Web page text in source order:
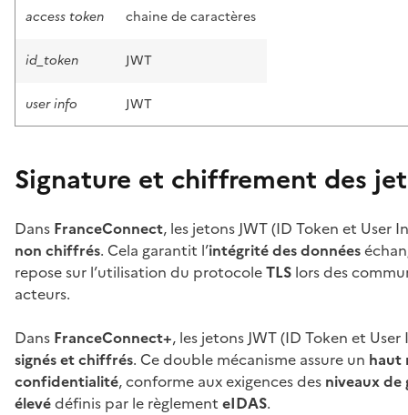
access token chaine de caractères
id_token JWT
user info JWT
Signature et chiffrement des
Dans FranceConnect, les jetons JWT (ID Token et User
non chiffrés. Cela garantit l’intégrité des données
repose sur l’utilisation du protocoleTLS lors des
acteurs.
Dans FranceConnect+, les jetons JWT (ID Token et
signés et chiffrés. Ce double mécanisme assure un haut
confidentialité, conforme aux exigences des niveaux
élevédéfinis par le règlement eIDAS.